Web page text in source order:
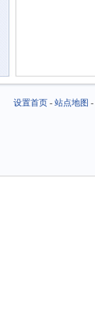
设置首页- 站点地图 -